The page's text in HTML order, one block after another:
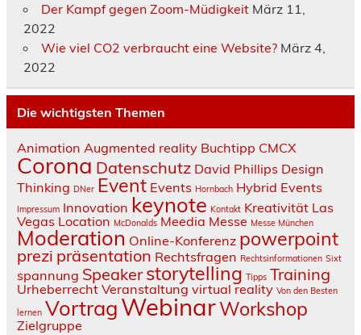
Der Kampf gegen Zoom-Müdigkeit März 11,
2022
Wie viel CO2 verbraucht eine Website? März 4,
2022
Die wichtigsten Themen
Animation Augmented reality Buchtipp CMCX
Corona Datenschutz David Phillips Design
Thinking DNer Event Events Hornbach Hybrid Events
Impressum Innovation keynote Kontakt Kreativität Las
Vegas Location McDonalds Meedia Messe Messe München
Moderation Online-Konferenz powerpoint
prezi präsentation Rechtsfragen Rechtsinformationen Sixt
spannung Speaker storytelling Tipps Training
Urheberrecht Veranstaltung virtual reality Von den Besten
lernen VortragWebinarWorkshop
Zielgruppe